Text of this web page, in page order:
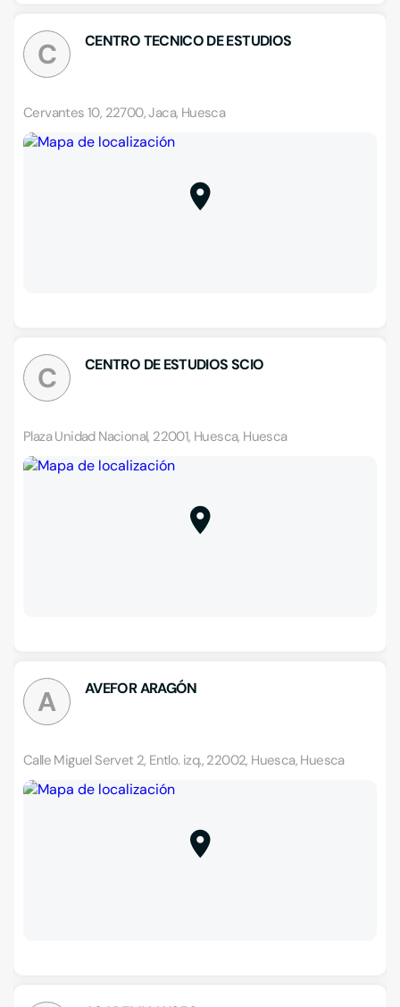
C CENTRO TECNICO DE ESTUDIOS
Cervantes 10, 22700, Jaca, Huesca
C CENTRO DE ESTUDIOS SCIO
Plaza Unidad Nacional, 22001, Huesca, Huesca
A AVEFOR ARAGÓN
Calle Miguel Servet 2, Entlo. izq., 22002, Huesca, Huesca